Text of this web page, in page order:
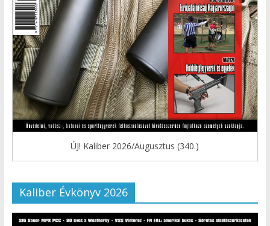
ÚJ! Kaliber 2026/Augusztus (340.)
Kaliber Évkönyv 2026